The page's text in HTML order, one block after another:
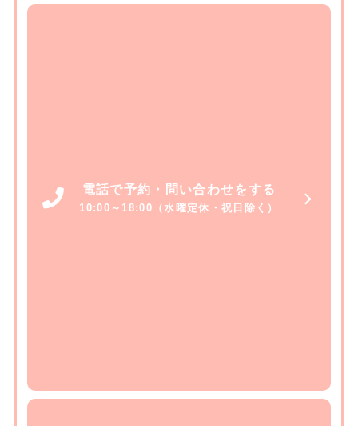
電話で予約・問い合わせをする
10:00～18:00（水曜定休・祝日除く）